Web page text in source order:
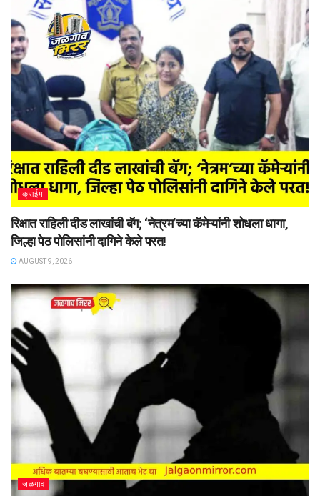
क्राईम
रिक्षात राहिली दीड लाखांची बॅग; ‘नेत्रम’च्या कॅमेऱ्यांनी शोधला धागा,
जिल्हा पेठ पोलिसांनी दागिने केले परत!
AUGUST 9, 2026
जळगाव